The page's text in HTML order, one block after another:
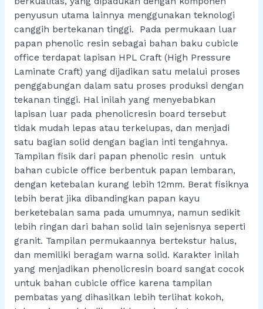
penyusun utama lainnya menggunakan teknologi
canggih bertekanan tinggi. Pada permukaan luar
papan phenolic resin sebagai bahan baku cubicle
office terdapat lapisan HPL Craft (High Pressure
Laminate Craft) yang dijadikan satu melalui proses
penggabungan dalam satu proses produksi dengan
tekanan tinggi. Hal inilah yang menyebabkan
lapisan luar pada phenolicresin board tersebut
tidak mudah lepas atau terkelupas, dan menjadi
satu bagian solid dengan bagian inti tengahnya.
Tampilan fisik dari papan phenolic resin untuk
bahan cubicle office berbentuk papan lembaran,
dengan ketebalan kurang lebih 12mm. Berat fisiknya
lebih berat jika dibandingkan papan kayu
berketebalan sama pada umumnya, namun sedikit
lebih ringan dari bahan solid lain sejenisnya seperti
granit. Tampilan permukaannya bertekstur halus,
dan memiliki beragam warna solid. Karakter inilah
yang menjadikan phenolicresin board sangat cocok
untuk bahan cubicle office karena tampilan
pembatas yang dihasilkan lebih terlihat kokoh,